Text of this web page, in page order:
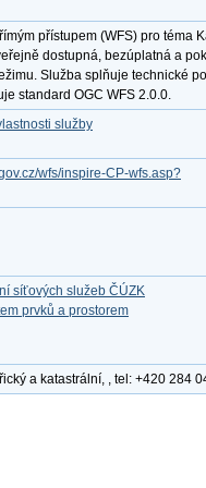
přístupem (WFS) pro téma
dostupná, bezúplatná a
Služba splňuje technické
standard OGC WFS 2.0.0.
služby
wfs/inspire-CP-wfs.asp?
síťových služeb ČÚZK
prvků a prostorem
a katastrální, , tel: +420 284